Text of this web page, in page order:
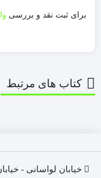
برای ثبت نقد و بررسی
کتاب های مرتبط
خیابان لواسانی -